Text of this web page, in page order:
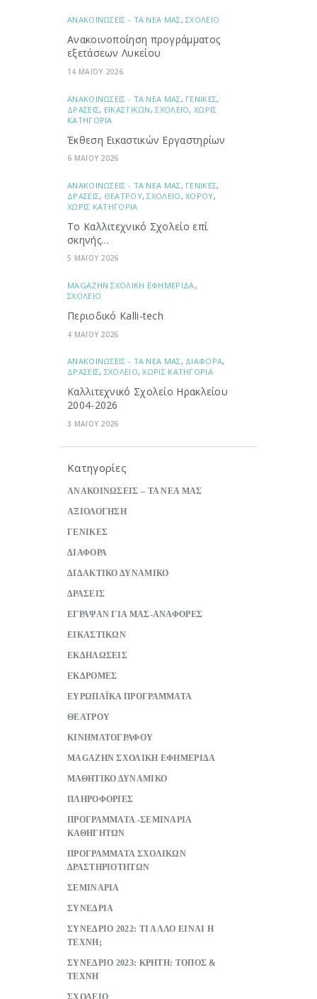
ΑΝΑΚΟΙΝΩΣΕΙΣ - ΤΑ ΝΕΑ ΜΑΣ,ΣΧΟΛΕΙΟ
Ανακοινοποίηση προγράμματος
εξετάσεων Λυκείου
14 ΜΑΪΟΥ 2026
ΑΝΑΚΟΙΝΩΣΕΙΣ - ΤΑ ΝΕΑ ΜΑΣ, ΓΕΝΙΚΕΣ,
ΔΡΑΣΕΙΣ, ΕΙΚΑΣΤΙΚΩΝ ,ΣΧΟΛΕΙΟ,ΧΩΡΙΣ
ΚΑΤΗΓΟΡΙΑ
Έκθεση Εικαστικών Εργαστηρίων
6 ΜΑΪΟΥ 2026
ΑΝΑΚΟΙΝΩΣΕΙΣ - ΤΑ ΝΕΑ ΜΑΣ, ΓΕΝΙΚΕΣ,
ΔΡΑΣΕΙΣ, ΘΕΑΤΡΟΥ,ΣΧΟΛΕΙΟ ,ΧΟΡΟΥ,
ΧΩΡΙΣ ΚΑΤΗΓΟΡΙΑ
Το Καλλιτεχνικό Σχολείο επί
σκηνής…
5 ΜΑΪΟΥ 2026
ΜAGAZHN ΣΧΟΛΙΚΗ ΕΦΗΜΕΡΙΔΑ,
ΣΧΟΛΕΙΟ
Περιοδικό Kalli-tech
4 ΜΑΪΟΥ 2026
ΑΝΑΚΟΙΝΩΣΕΙΣ - ΤΑ ΝΕΑ ΜΑΣ, ΔΙΑΦΟΡΑ,
ΔΡΑΣΕΙΣ, ΣΧΟΛΕΙΟ,ΧΩΡΙΣ ΚΑΤΗΓΟΡΙΑ
Καλλιτεχνικό Σχολείο Ηρακλείου
2004-2026
3 ΜΑΪΟΥ 2026
Κατηγορίες
ΑΝΑΚΟΙΝΩΣΕΙΣ – ΤΑ ΝΕΑ ΜΑΣ
ΑΞΙΟΛΟΓΗΣΗ
ΓΕΝΙΚΕΣ
ΔΙΑΦΟΡΑ
ΔΙΔΑΚΤΙΚΟ ΔΥΝΑΜΙΚΟ
ΔΡΑΣΕΙΣ
ΕΓΡΑΨΑΝ ΓΙΑ ΜΑΣ-ΑΝΑΦΟΡΕΣ
ΕΙΚΑΣΤΙΚΩΝ
ΕΚΔΗΛΩΣΕΙΣ
ΕΚΔΡΟΜΕΣ
ΕΥΡΩΠΑΪΚΑ ΠΡΟΓΡΑΜΜΑΤΑ
ΘΕΑΤΡΟΥ
ΚΙΝΗΜΑΤΟΓΡΑΦΟΥ
ΜAGAZHN ΣΧΟΛΙΚΗ ΕΦΗΜΕΡΙΔΑ
ΜΑΘΗΤΙΚΟ ΔΥΝΑΜΙΚΟ
ΠΛΗΡΟΦΟΡΙΕΣ
ΠΡΟΓΡΑΜΜΑΤΑ -ΣΕΜΙΝΑΡΙΑ
ΚΑΘΗΓΗΤΩΝ
ΠΡΟΓΡΑΜΜΑΤΑ ΣΧΟΛΙΚΩΝ
ΔΡΑΣΤΗΡΙΟΤΗΤΩΝ
ΣΕΜΙΝΑΡΙΑ
ΣΥΝΕΔΡΙΑ
ΣΥΝΕΔΡΙΟ 2022: ΤΙ ΑΛΛΟ ΕΙΝΑΙ Η
ΤΕΧΝΗ;
ΣΥΝΕΔΡΙΟ 2023: ΚΡΗΤΗ: ΤΟΠΟΣ &
ΤΕΧΝΗ
ΣΧΟΛΕΙΟ